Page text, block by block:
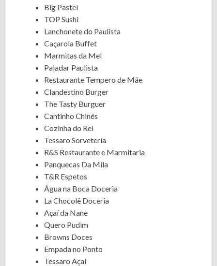
Big Pastel
TOP Sushi
Lanchonete do Paulista
Caçarola Buffet
Marmitas da Mel
Paladar Paulista
Restaurante Tempero de Mãe
Clandestino Burger
The Tasty Burguer
Cantinho Chinês
Cozinha do Rei
Tessaro Sorveteria
R&S Restaurante e Marmitaria
Panquecas Da Mila
T&R Espetos
Água na Boca Doceria
La Chocolê Doceria
Açaí da Nane
Quero Pudim
Browns Doces
Empada no Ponto
Tessaro Açaí